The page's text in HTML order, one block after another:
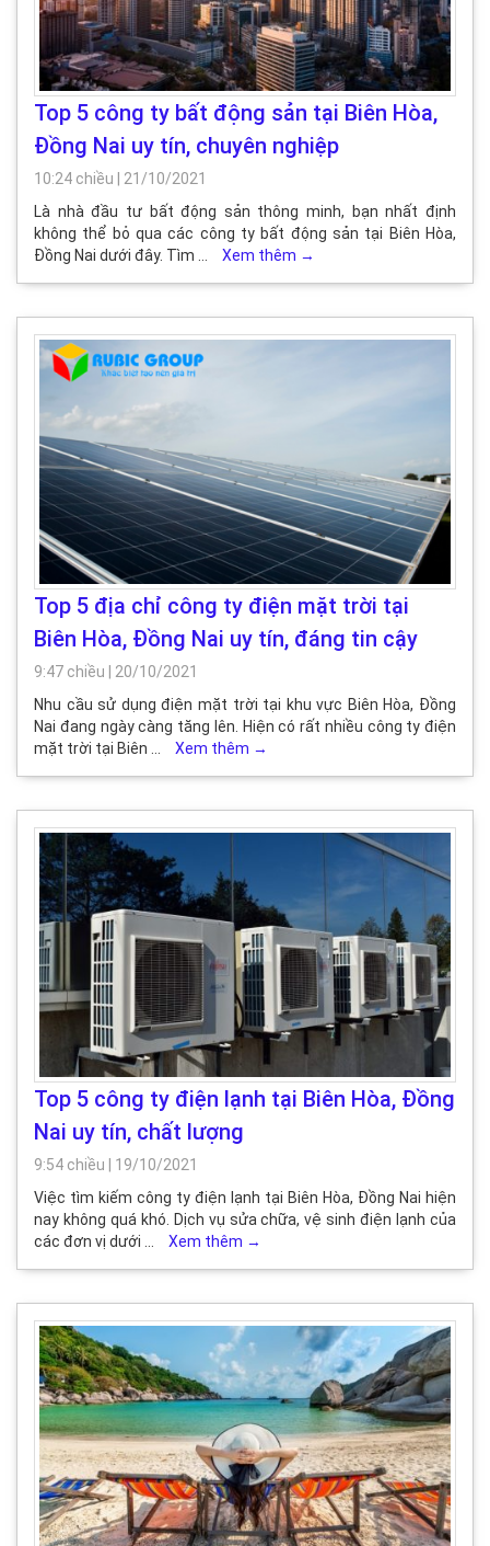
Top 5 công ty bất động sản tại Biên Hòa,
Đồng Nai uy tín, chuyên nghiệp
10:24 chiều | 21/10/2021
Là nhà đầu tư bất động sản thông minh, bạn nhất định
không thể bỏ qua các công ty bất động sản tại Biên Hòa,
Đồng Nai dưới đây. Tìm …
Xem thêm →
Top 5 địa chỉ công ty điện mặt trời tại
Biên Hòa, Đồng Nai uy tín, đáng tin cậy
9:47 chiều | 20/10/2021
Nhu cầu sử dụng điện mặt trời tại khu vực Biên Hòa, Đồng
Nai đang ngày càng tăng lên. Hiện có rất nhiều công ty điện
mặt trời tại Biên …
Xem thêm →
Top 5 công ty điện lạnh tại Biên Hòa, Đồng
Nai uy tín, chất lượng
9:54 chiều
19/10/2021
Việc tìm kiếm công ty điện lạnh tại Biên Hòa, Đồng Nai hiện
nay không quá khó. Dịch vụ sửa chữa, vệ sinh điện lạnh của
các đơn vị dưới …
Xem thêm →